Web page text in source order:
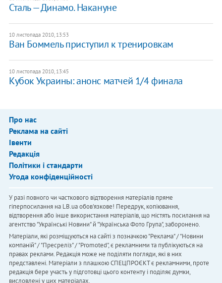
Сталь — Динамо. Накануне
10 листопада 2010, 13:53
Ван Боммель приступил к тренировкам
10 листопада 2010, 13:45
Кубок Украины: анонс матчей 1/4 финала
Про нас
Реклама на сайті
Івенти
Редакція
Політики і стандарти
Угода конфіденційності
У разі повного чи часткового відтворення матеріалів пряме
гіперпосилання на LB.ua обов'язкове! Передрук, копіювання,
відтворення або інше використання матеріалів, що містять посилання на
агентство "Українськi Новини" й "Українська Фото Група", заборонено.
Матеріали, які розміщуються на сайті з позначкою "Реклама" / "Новини
компаній" / "Пресреліз" / "Promoted", є рекламними та публікуються на
правах реклами. Редакція може не поділяти погляди, які в них
представлені. Матеріали з плашкою СПЕЦПРОЄКТ є рекламними, проте
редакція бере участь у підготовці цього контенту і поділяє думки,
висловлені у цих матеріалах.